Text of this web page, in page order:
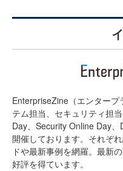
EnterpriseZine（エンタープ
テム担当、セキュリティ担
Day、Security Online Day
開催しております。それぞ
ドや最新事例を網羅。最新
好評を得ています。